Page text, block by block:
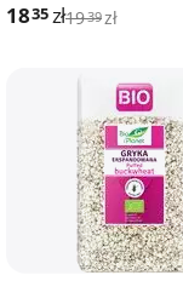
1835zł1939zł